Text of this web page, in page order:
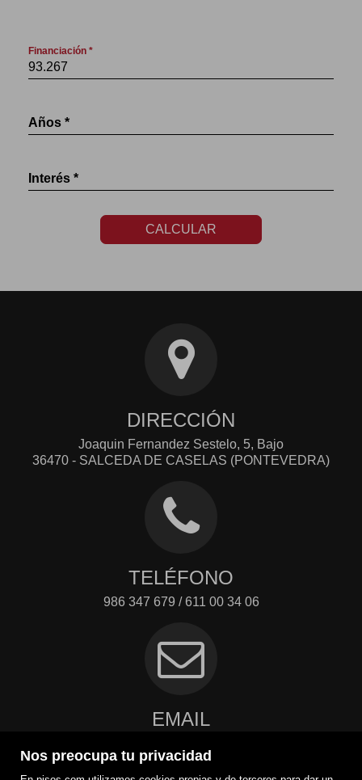
Nos preocupa tu privacidad
Financiación *
Años *
Interés *
CALCULAR
DIRECCIÓN
Joaquin Fernandez Sestelo, 5, Bajo
36470 - SALCEDA DE CASELAS (PONTEVEDRA)
TELÉFONO
986 347 679 / 611 00 34 06
EMAIL
Contacto